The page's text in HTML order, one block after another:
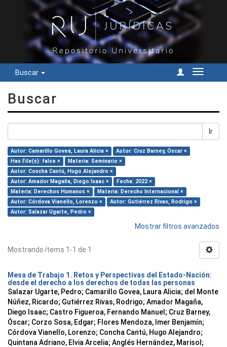
Buscar
Cambiar
Buscar
Ir
Autor: Camarillo Govea, Laura Alicia ×
Autor: Cruz Barney, Óscar ×
Has File(s): false ×
Materia: Seminario ×
Autor: Concha Cantú, Hugo Alejandro ×
Autor: Amador Magaña, Diego Isaac ×
Fecha: 2022 ×
Materia: Derechos Humanos ×
Materia: Derecho Internacional ×
Autor: Córdova Vianello, Lorenzo ×
Autor: Gutiérrez Rivas, Rodrigo ×
Autor: Salazar Ugarte, Pedro ×
Mostrar filtros avanzados
Mostrando ítems 1-1 de 1
Mesa de Trabajo 1. Retos y Perspectivas del Estado-Nación:
desde el derecho a los derechos de todas las personas
Salazar Ugarte, Pedro; Camarillo Govea, Laura Alicia; del Monte
Núñez, Ricardo; Gutiérrez Rivas, Rodrigo; Amador Magaña,
Diego Isaac; Castro Figueroa, Fernando Manuel ; Cruz Barney,
Óscar; Corzo Sosa, Edgar; Flores Mendoza, Imer Benjamín;
Córdova Vianello, Lorenzo; Concha Cantú, Hugo Alejandro;
Quintana Adriano, Elvia Arcelia; Anglés Hernández, Marisol ;